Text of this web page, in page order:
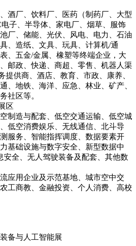
酒厂、饮料厂、医药（制药厂、大型
子、半导体、家电厂、烟草、服饰
厂、储能、光伏、风电、电力、石油
、造纸、文具、玩具、计算机/通
、五金/金属、橡塑等终端企业，大
邮政、快递、商超、零售、机器人渠
提供商、酒店、教育、市政、康养、
、地铁、海洋、应急、林业、矿产、
社区等。
区
制造与配套、低空交通运输、低空城
低空消费娱乐、无线通信、北斗导
服务、智能指挥调度、数据要素开
基础设施与数字安全、新型数据中
安全、无人驾驶装备及配套、其他数
应用企业及示范基地、城市空中交
工商教、金融投资、个人消费、高校
备与人工智能展